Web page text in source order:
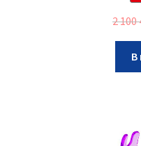
2 100
В